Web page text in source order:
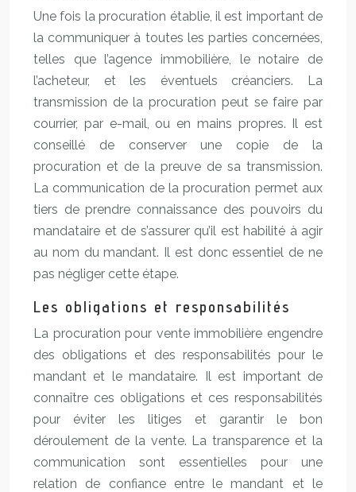
Une fois la procuration établie, il est important de
la communiquer à toutes les parties concernées,
telles que l’agence immobilière, le notaire de
l’acheteur, et les éventuels créanciers. La
transmission de la procuration peut se faire par
courrier, par e-mail, ou en mains propres. Il est
conseillé de conserver une copie de la
procuration et de la preuve de sa transmission.
La communication de la procuration permet aux
tiers de prendre connaissance des pouvoirs du
mandataire et de s’assurer qu’il est habilité à agir
au nom du mandant. Il est donc essentiel de ne
pas négliger cette étape.
Les obligations et responsabilités
La procuration pour vente immobilière engendre
des obligations et des responsabilités pour le
mandant et le mandataire. Il est important de
connaître ces obligations et ces responsabilités
pour éviter les litiges et garantir le bon
déroulement de la vente. La transparence et la
communication sont essentielles pour une
relation de confiance entre le mandant et le